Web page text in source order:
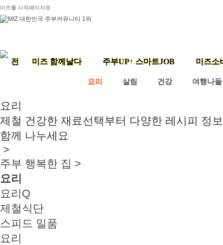
미즈를 시작페이지로
미즈 함께날다 주부UP↑ 스마트JOB 미즈소
요리 살림 건강 여행나
요리
제철 건강한 재료선택부터 다양한 레시피 정
함께 나누세요
>
주부 행복한 집 >
요리
요리Q
제철식단
스피드 일품
요리